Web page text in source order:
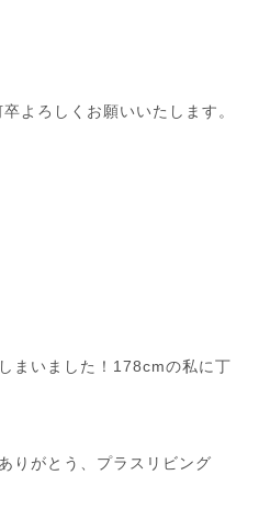
よろしくお願いいたします。
まいました！178cmの私に丁
りがとう、プラスリビング